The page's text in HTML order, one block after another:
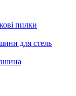
пилки
для стель